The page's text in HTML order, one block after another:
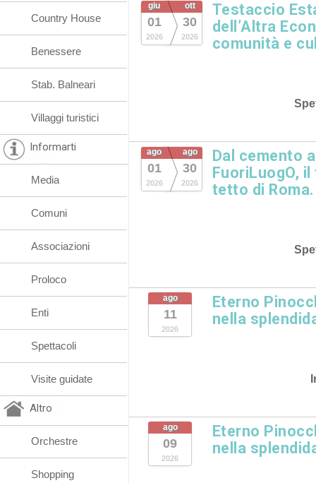
giu
01
2026
ott
30
2026
Testaccio
dell’Altra
comunità e
ago
01
2026
ago
30
2026
Dal cemento
FuoriLuogO,
tetto di Roma.
ago
11
2026
Eterno
nella
ago
09
2026
Eterno
nella
Country House
Benessere
Stab. Balneari
Villaggi turistici
Informarti
Media
Comuni
Associazioni
Proloco
Enti
Spettacoli
Visite guidate
Altro
Orchestre
Shopping